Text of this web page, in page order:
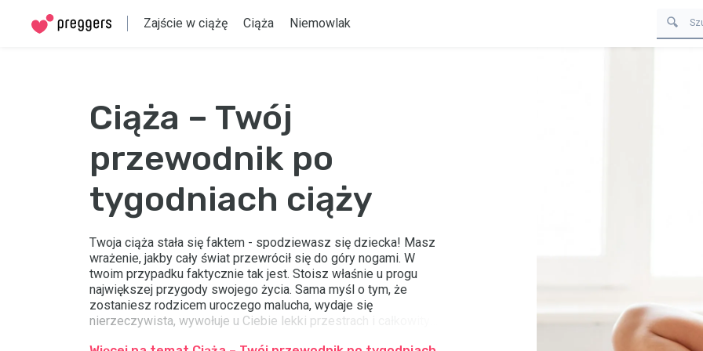
Zajście w ciążę Ciąża Niemowlak
Ciąża – Twój
przewodnik po
tygodniach ciąży
Twoja ciąża stała się faktem - spodziewasz się dziecka! Masz
wrażenie, jakby cały świat przewrócił się do góry nogami. W
twoim przypadku faktycznie tak jest. Stoisz właśnie u progu
największej przygody swojego życia. Sama myśl o tym, że
zostaniesz rodzicem uroczego malucha, wydaje się
nierzeczywista, wywołuje u Ciebie lekki przestrach i całkowity